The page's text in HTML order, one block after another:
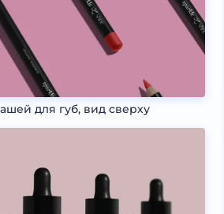
для губ, вид сверху